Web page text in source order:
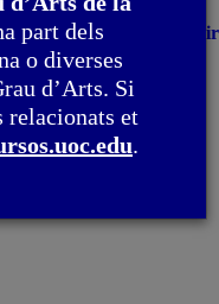
Imprimir
al
part dels
o diverses
d’Arts. Si
relacionats et
.